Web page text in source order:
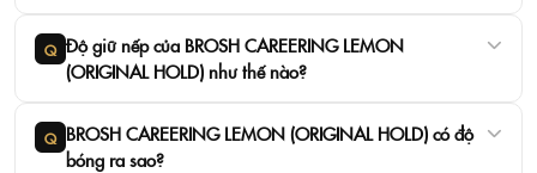
Q Độ giữ nếp của BROSH CAREERING LEMON
(ORIGINAL HOLD) như thế nào?
Q BROSH CAREERING LEMON (ORIGINAL HOLD) có độ
bóng ra sao?